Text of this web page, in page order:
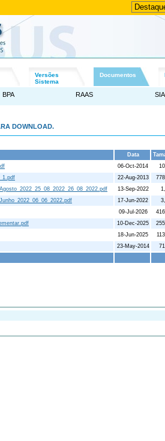
Versões
Sistema
Documentos
BPA RAAS SIA
DOWNLOAD.
Data
06-Oct-2014
22-Aug-2013
13-Sep-2022
17-Jun-2022
09-Jul-2026
10-Dec-2025
18-Jun-2025
23-May-2014